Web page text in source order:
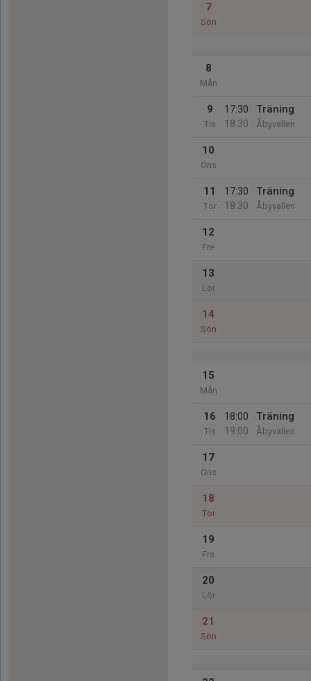
7
Sön
8
Mån
9
Tis
17:30
18:30
Träning
Åbyvallen
10
Ons
11
Tor
17:30
18:30
Träning
Åbyvallen
12
Fre
13
Lör
14
Sön
15
Mån
16
Tis
18:00
19:00
Träning
Åbyvallen
17
Ons
18
Tor
19
Fre
20
Lör
21
Sön